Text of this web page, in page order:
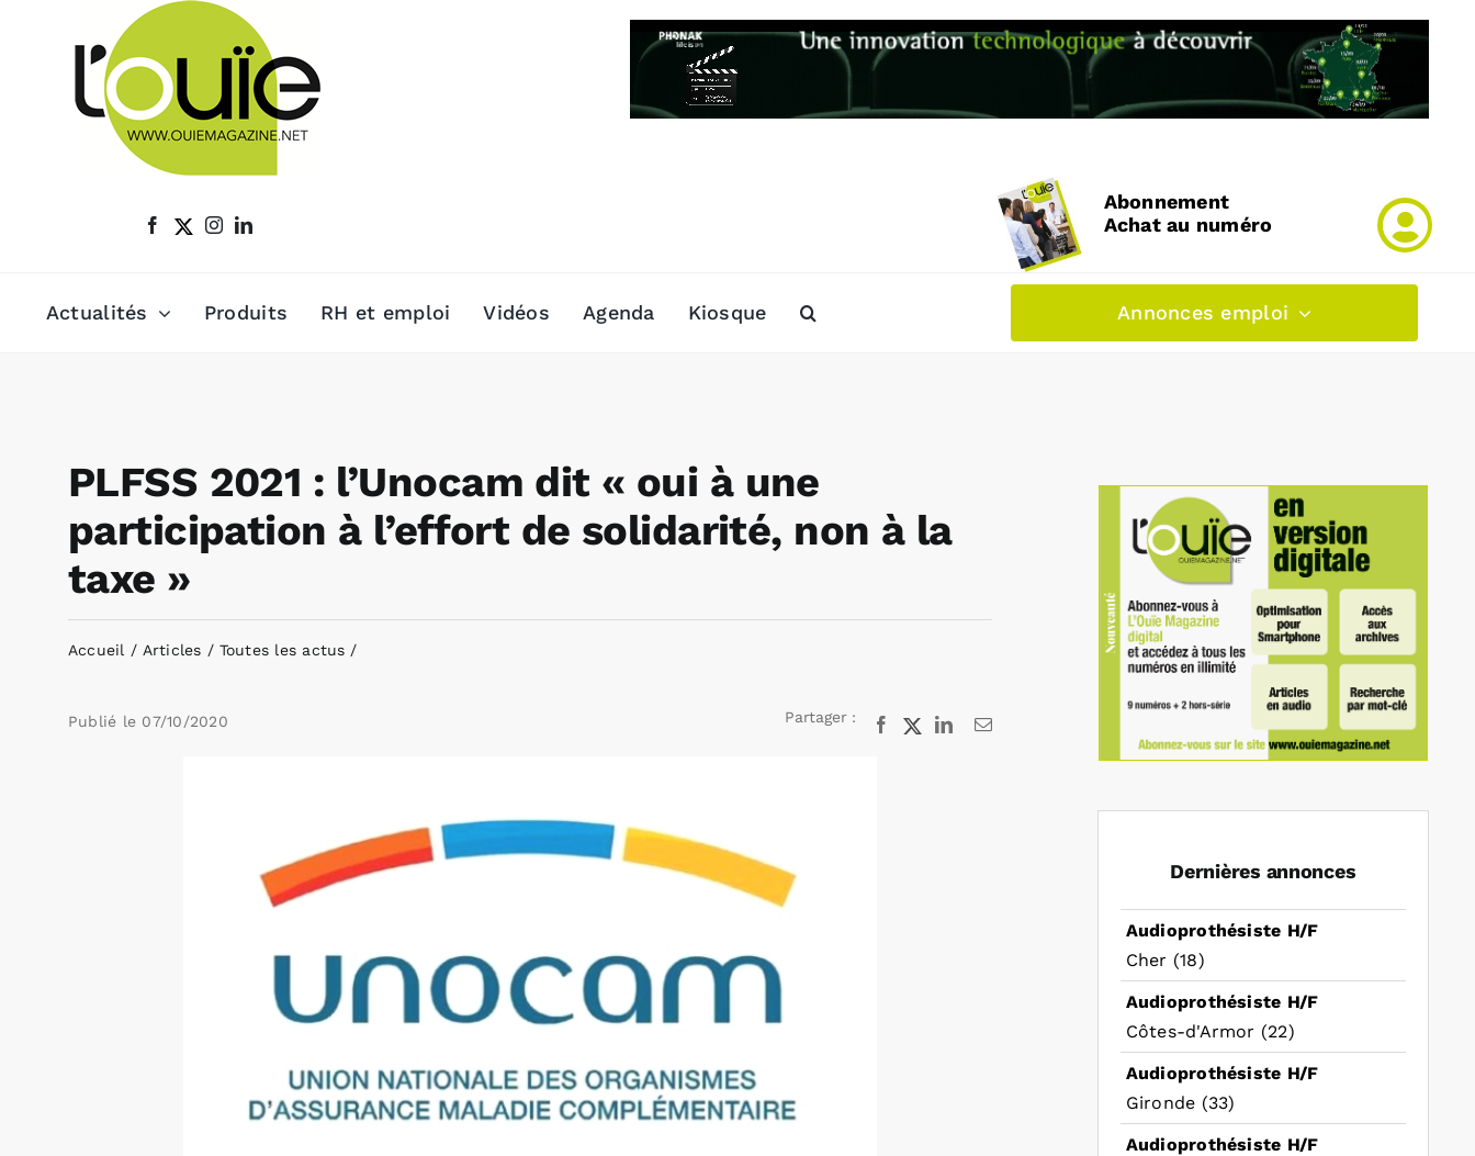
Abonnement
Achat au numéro
Actualités Produits RH et emploi Vidéos Agenda Kiosque Annonces emploi
PLFSS 2021 : l’Unocam dit « oui à une
participation à l’effort de solidarité, non à la
taxe »
Accueil Articles Toutes les actus
Publié le 07/10/2020 Partager : Facebook
X LinkedInEmail
Dernières annonces
Audioprothésiste H/F
Cher (18)
Audioprothésiste H/F
Côtes-d'Armor (22)
Audioprothésiste H/F
Gironde (33)
Audioprothésiste H/F